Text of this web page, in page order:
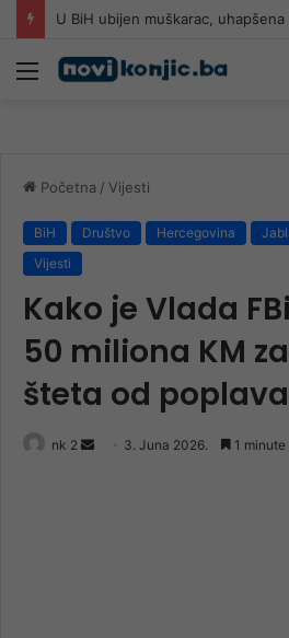
Meni
Početna / Vijesti
BiH Društvo Hercegovina
Vijesti
Kako je Vlada
50 miliona KM
šteta od poplava
nk 2
Send 3. Juna 2026. 1